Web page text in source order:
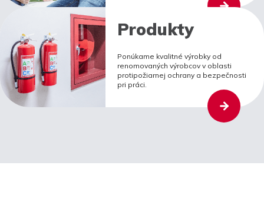
Produkty
Ponúkame kvalitné výrobky od
renomovaných výrobcov v oblasti
protipožiarnej ochrany a bezpečnosti
pri práci.